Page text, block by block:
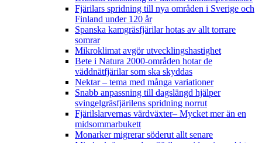
Fjärilars spridning till nya områden i Sverige och
Finland under 120 år
Spanska kamgräsfjärilar hotas av allt torrare
somrar
Mikroklimat avgör utvecklingshastighet
Bete i Natura 2000-områden hotar de
väddnätfjärilar som ska skyddas
Nektar – tema med många variationer
Snabb anpassning till dagslängd hjälper
svingelgräsfjärilens spridning norrut
Fjärilslarvernas värdväxter– Mycket mer än en
midsommarbukett
Monarker migrerar söderut allt senare